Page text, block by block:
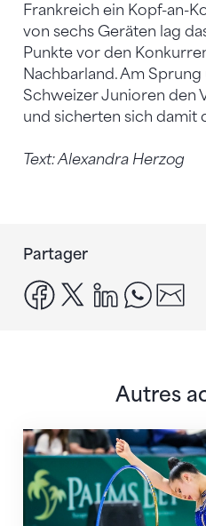
Frankreich ein Kopf-an-
von sechs Geräten lag
Punkte vor den
Nachbarland. Am
Schweizer Junioren den
und sicherten sich damit
Text: Alexandra Herzog
Partager
facebook
x linkedin
Autres
Prochaine étape : les